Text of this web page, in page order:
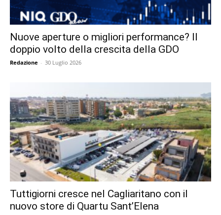
Nuove aperture o migliori performance? Il
doppio volto della crescita della GDO
Redazione - 30 Luglio 2026
Tuttigiorni cresce nel Cagliaritano con il
nuovo store di Quartu Sant’Elena